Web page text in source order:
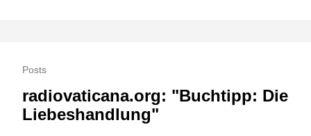
Posts
radiovaticana.org: "Buchtipp: Die
Liebeshandlung"